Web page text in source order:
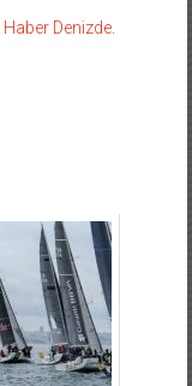
Haber Denizde.